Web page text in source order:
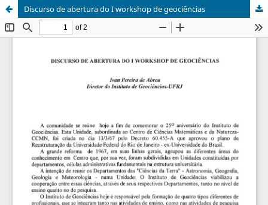
Discurso de abertura do I workshop de geociências